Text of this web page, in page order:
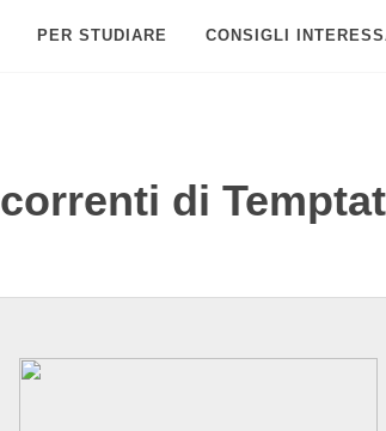
PER STUDIARE CONSIGLI
di